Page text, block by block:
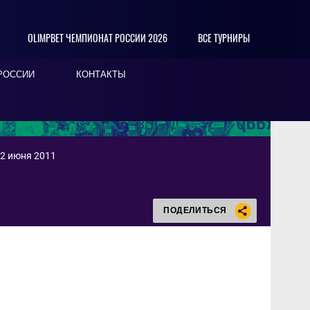
OLIMPBET ЧЕМПИОНАТ РОССИИ 2026 ВСЕ ТУРНИРЫ
КОНТАКТЫ
июня 2011
ПОДЕЛИТЬСЯ